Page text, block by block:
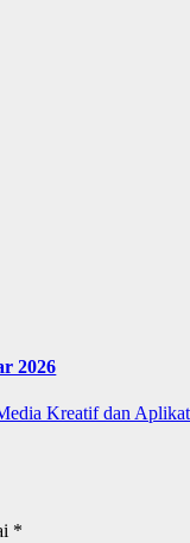
2026
Kreatif dan
*